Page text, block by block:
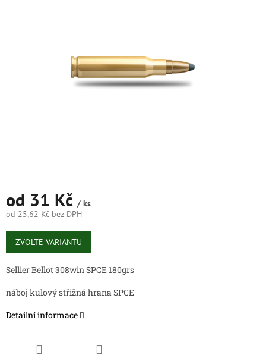
od 31 Kč / ks
od 25,62 Kč bez DPH
Měrná
cena:
ZVOLTE VARIANTU
Sellier Bellot 308win SPCE 180grs
náboj kulový střižná hrana SPCE
Detailní informace